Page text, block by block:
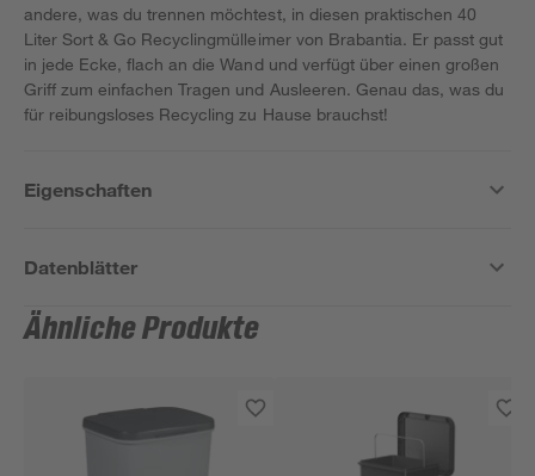
andere, was du trennen möchtest, in diesen praktischen 40
Liter Sort & Go Recyclingmülleimer von Brabantia. Er passt gut
in jede Ecke, flach an die Wand und verfügt über einen großen
Griff zum einfachen Tragen und Ausleeren. Genau das, was du
für reibungsloses Recycling zu Hause brauchst!
Eigenschaften
Datenblätter
Ähnliche Produkte